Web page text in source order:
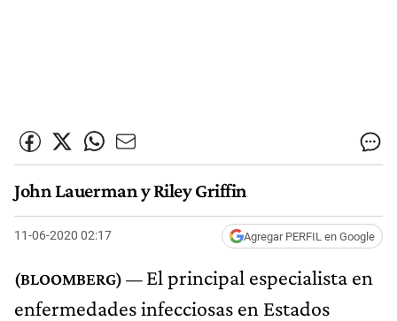
John Lauerman y Riley Griffin
11-06-2020 02:17 Agregar PERFIL en Google
El principal especialista en
enfermedades infecciosas en Estados